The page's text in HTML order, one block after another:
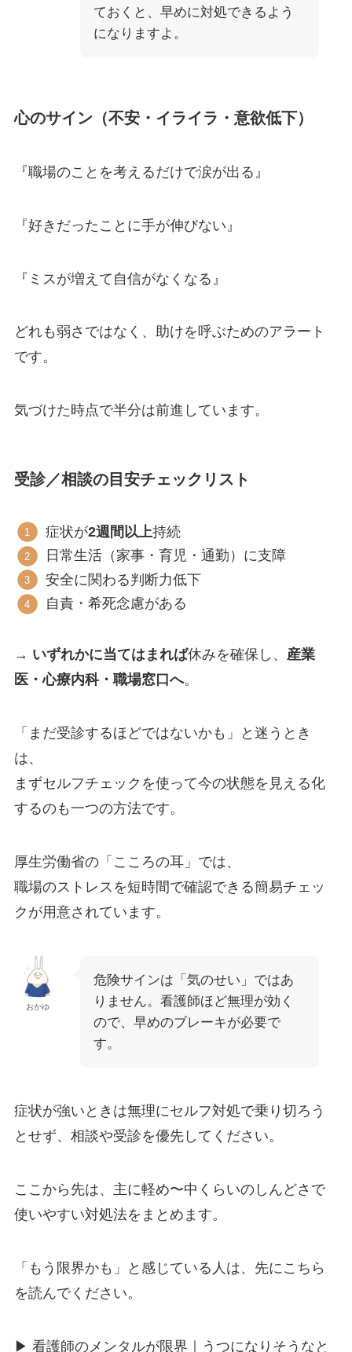
ておくと、早めに対処できるよう
になりますよ。
心のサイン（不安・イライラ・意欲低下）
『職場のことを考えるだけで涙が出る』
『好きだったことに手が伸びない』
『ミスが増えて自信がなくなる』
どれも弱さではなく、助けを呼ぶためのアラート
です。
気づけた時点で半分は前進しています。
受診／相談の目安チェックリスト
症状が2週間以上持続
日常生活（家事・育児・通勤）に支障
安全に関わる判断力低下
自責・希死念慮がある
→ いずれかに当てはまれば休みを確保し、 産業
医・心療内科・職場窓口へ。
「まだ受診するほどではないかも」と迷うとき
は、
まずセルフチェックを使って今の状態を見える化
するのも一つの方法です。
厚生労働省の「こころの耳」では、
職場のストレスを短時間で確認できる簡易チェッ
クが用意されています。
おかゆ
危険サインは「気のせい」ではあ
りません。看護師ほど無理が効く
ので、早めのブレーキが必要で
す。
症状が強いときは無理にセルフ対処で乗り切ろう
とせず、相談や受診を優先してください。
ここから先は、主に軽め〜中くらいのしんどさで
使いやすい対処法をまとめます。
「もう限界かも」と感じている人は、先にこちら
を読んでください。
▶ 看護師のメンタルが限界｜うつになりそうなと